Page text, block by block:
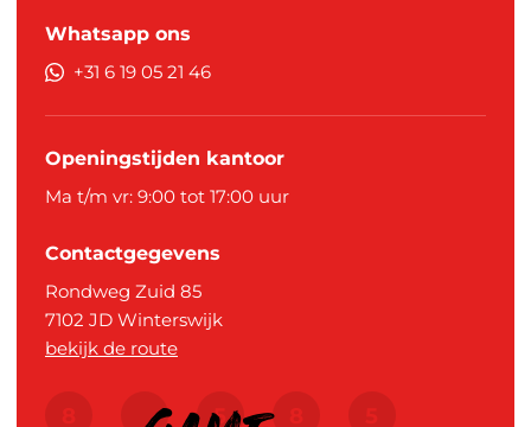
Whatsapp ons
+31 6 19 05 21 46
Openingstijden kantoor
Ma t/m vr: 9:00 tot 17:00 uur
Contactgegevens
Rondweg Zuid 85
7102 JD Winterswijk
bekijk de route